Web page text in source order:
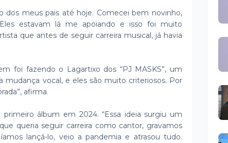
dos meus pais até hoje. Comecei bem novinho,
estavam lá me apoiando e isso foi muito
que antes de seguir carreira musical, já havia
foi fazendo o Lagartixo dos “PJ MASKS”, um
mudança vocal, e eles são muito criteriosos. Por
afirma.
álbum em 2024. “Essa ideia surgiu um
queria seguir carreira como cantor, gravamos
lançá-lo, veio a pandemia e atrasou tudo.